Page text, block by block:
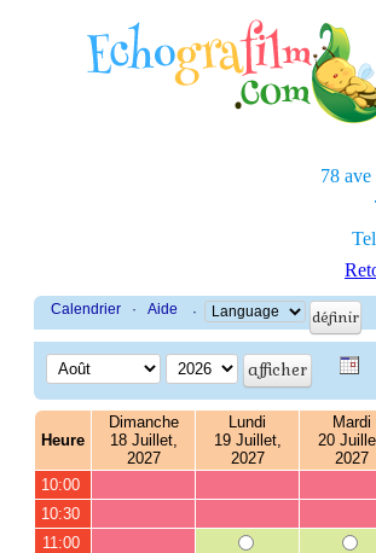
78 ave
Calendrier · Aide ·
Heure
Dimanche
18 Juillet,
2027
Lundi
19 Juillet,
2027
Mardi
20
2027
10:00
10:30
11:00